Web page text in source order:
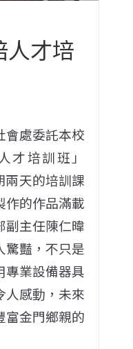
人才培
會處委託本校
才培訓班」
兩天的培訓課
作的作品滿載
副主任陳仁暐
驚豔，不只是
專業設備器具
人感動，未來
富金門鄉親的